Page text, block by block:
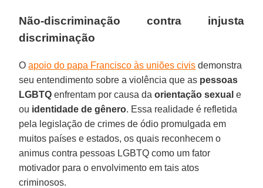
Não-discriminação contra injusta
discriminação
Oapoio do papa Francisco às uniões civis demonstra
seu entendimento sobre a violência que as pessoas
LGBTQ enfrentam por causa daorientação sexual e
ou identidade de gênero. Essa realidade é refletida
pela legislação de crimes de ódio promulgada em
muitos países e estados, os quais reconhecem o
animus contra pessoas LGBTQ como um fator
motivador para o envolvimento em tais atos
criminosos.